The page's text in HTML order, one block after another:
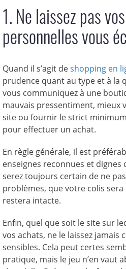
1. Ne laissez pas
personnelles vous
Quand il s’agit deshopping en
prudence quant au type et à la
vous communiquez à une
mauvais pressentiment, mieux
site ou fournir le strict
pour effectuer un achat.
En règle générale, il est
enseignes reconnues et dignes
serez toujours certain de ne
problèmes, que votre colis
restera intacte.
Enfin, quel que soit le site sur
vos achats, ne le laissez jamais
sensibles. Cela peut certes
pratique, mais le jeu n’en vaut